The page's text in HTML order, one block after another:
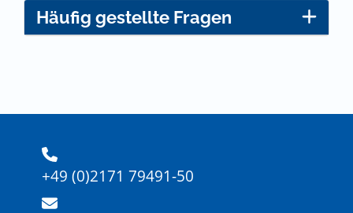
Niethammer, Lutz und Alexander von Plato (Hg.).
(1985): „Wir kriegen jetzt andere Zeiten.“ Auf der
Qualitative Sozialforschung, Wiesbaden: Springer
Häufig gestellte Fragen
+49 (0)2171 79491-50